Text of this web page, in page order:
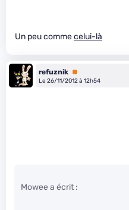
Un peu commecelui-là
refuznik Premium
Le 26/11/2012 à 12h54
Mowee a écrit :